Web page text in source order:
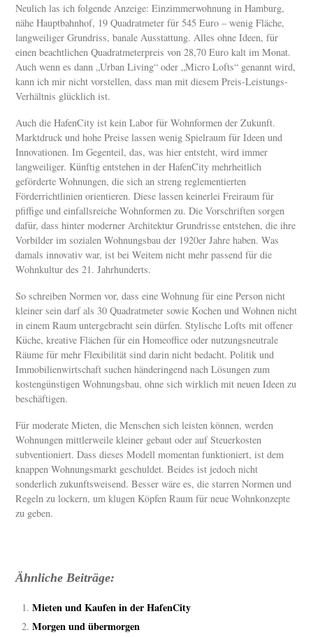
Neulich las ich folgende Anzeige: Einzimmerwohnung in Hamburg,
nähe Hauptbahnhof, 19 Quadratmeter für 545 Euro – wenig Fläche,
langweiliger Grundriss, banale Ausstattung. Alles ohne Ideen, für
einen beachtlichen Quadratmeterpreis von 28,70 Euro kalt im Monat.
Auch wenn es dann „Urban Living“ oder „Micro Lofts“ genannt wird,
kann ich mir nicht vorstellen, dass man mit diesem Preis-Leistungs-
Verhältnis glücklich ist.
Auch die HafenCity ist kein Labor für Wohnformen der Zukunft.
Marktdruck und hohe Preise lassen wenig Spielraum für Ideen und
Innovationen. Im Gegenteil, das, was hier entsteht, wird immer
langweiliger. Künftig entstehen in der HafenCity mehrheitlich
geförderte Wohnungen, die sich an streng reglementierten
Förderrichtlinien orientieren. Diese lassen keinerlei Freiraum für
pfiffige und einfallsreiche Wohnformen zu. Die Vorschriften sorgen
dafür, dass hinter moderner Architektur Grundrisse entstehen, die ihre
Vorbilder im sozialen Wohnungsbau der 1920er Jahre haben. Was
damals innovativ war, ist bei Weitem nicht mehr passend für die
Wohnkultur des 21. Jahrhunderts.
So schreiben Normen vor, dass eine Wohnung für eine Person nicht
kleiner sein darf als 30 Quadratmeter sowie Kochen und Wohnen nicht
in einem Raum untergebracht sein dürfen. Stylische Lofts mit offener
Küche, kreative Flächen für ein Homeoffice oder nutzungsneutrale
Räume für mehr Flexibilität sind darin nicht bedacht. Politik und
Immobilienwirtschaft suchen händeringend nach Lösungen zum
kostengünstigen Wohnungsbau, ohne sich wirklich mit neuen Ideen zu
beschäftigen.
Für moderate Mieten, die Menschen sich leisten können, werden
Wohnungen mittlerweile kleiner gebaut oder auf Steuerkosten
subventioniert. Dass dieses Modell momentan funktioniert, ist dem
knappen Wohnungsmarkt geschuldet. Beides ist jedoch nicht
sonderlich zukunftsweisend. Besser wäre es, die starren Normen und
Regeln zu lockern, um klugen Köpfen Raum für neue Wohnkonzepte
zu geben.
Ähnliche Beiträge:
Mieten und Kaufen in der HafenCity
Morgen und übermorgen